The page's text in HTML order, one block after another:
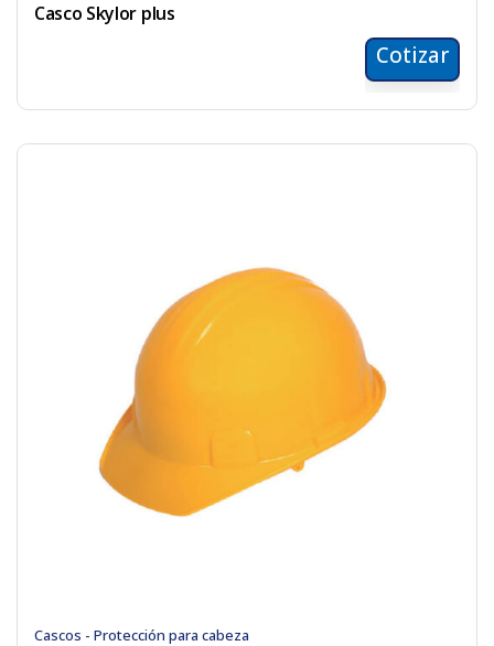
Casco Skylor plus
Cotizar
Cascos - Protección para cabeza